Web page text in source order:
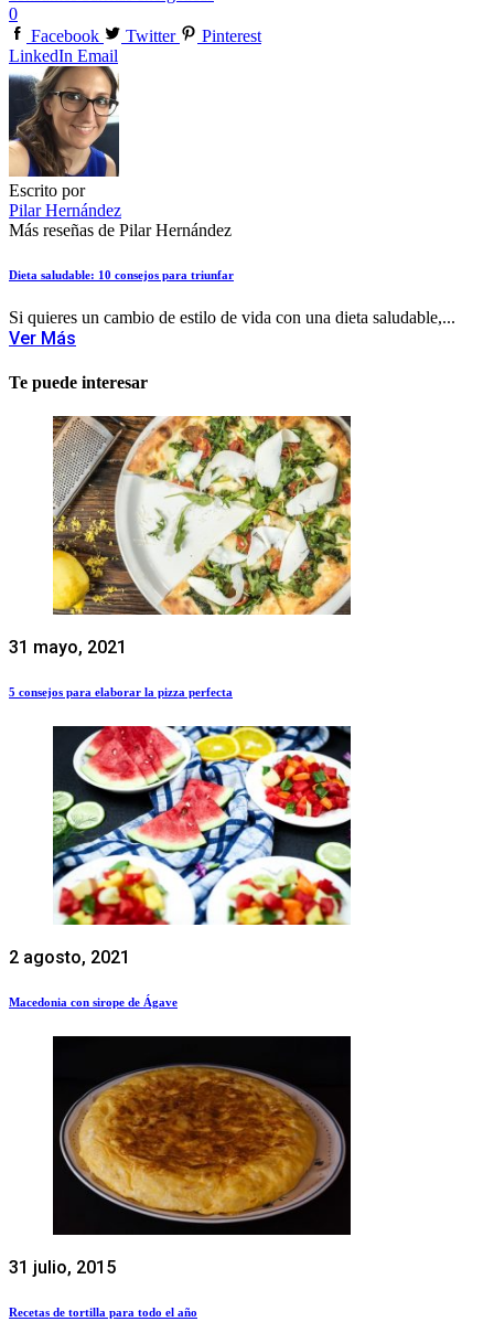
0
Facebook
Twitter
Pinterest
LinkedIn Email
Escrito por
Pilar Hernández
Más reseñas de Pilar Hernández
Dieta saludable: 10 consejos para triunfar
Si quieres un cambio de estilo de vida con una dieta saludable,...
Ver Más
Te puede interesar
31 mayo, 2021
5 consejos para elaborar la pizza perfecta
2 agosto, 2021
Macedonia con sirope de Ágave
31 julio, 2015
Recetas de tortilla para todo el año